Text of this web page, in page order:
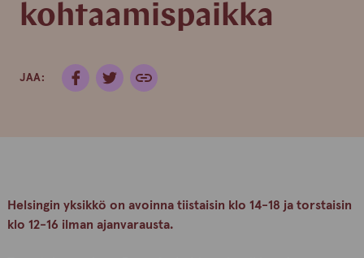
kohtaamispaikka
JAA:
Helsingin yksikkö on avoinna tiistaisin klo 14-18 ja torstaisin
klo 12-16 ilman ajanvarausta.